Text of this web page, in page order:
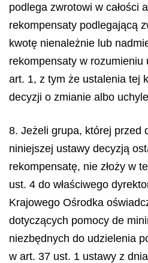
podlega zwrotowi w całości
rekompensaty podlegającą
kwotę nienależnie lub
rekompensaty w rozumieniu
art. 1, z tym że ustalenia tej
decyzji o zmianie albo
8. Jeżeli grupa, której przed
niniejszej ustawy decyzją
rekompensatę, nie złoży w
ust. 4 do właściwego
Krajowego Ośrodka
dotyczących pomocy de
niezbędnych do udzielenia
w art. 37 ust. 1 ustawy z